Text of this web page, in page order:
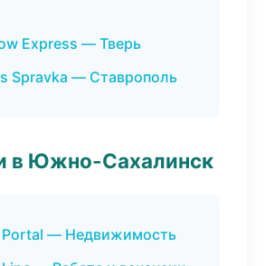
Express — Тверь
Spravka — Ставрополь
в Южно-Сахалинск
Portal — Недвижимость